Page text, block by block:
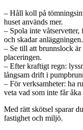
– Håll koll på
huset används mer.
– Spola inte
och skadar anläggningen.
– Se till att brunnslock
placeringen.
– Efter kraftigt regn:
långsam drift i
– För verksamheter: ha
veta vad som inte får
Med rätt skötsel sparar
fastighet och miljö.